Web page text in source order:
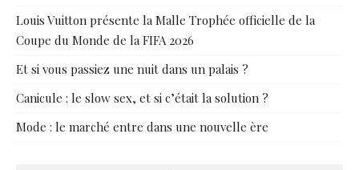
Louis Vuitton présente la Malle Trophée officielle de la
Coupe du Monde de la FIFA 2026
Et si vous passiez une nuit dans un palais ?
Canicule : le slow sex, et si c’était la solution ?
Mode : le marché entre dans une nouvelle ère